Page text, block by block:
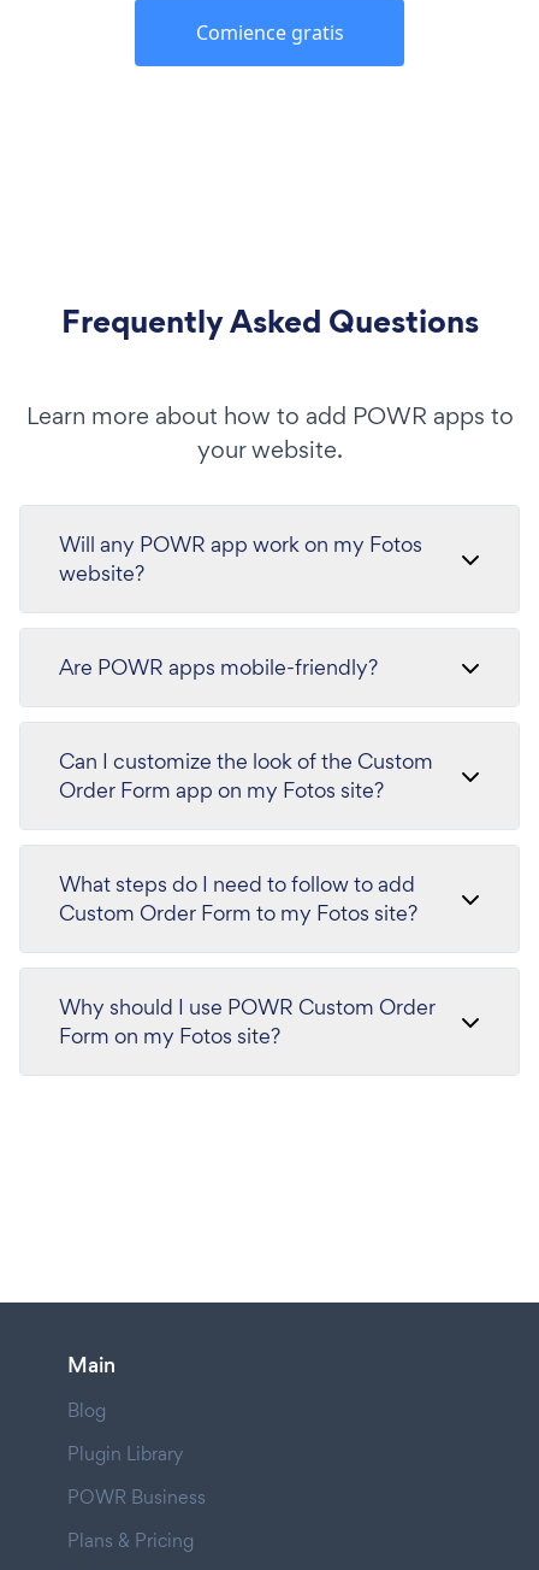
Comience gratis
Frequently Asked Questions
Learn more about how to add POWR apps to
your website.
Will any POWR app work on my Fotos
website?
Are POWR apps mobile-friendly?
Can I customize the look of the Custom
Order Form app on my Fotos site?
What steps do I need to follow to add
Custom Order Form to my Fotos site?
Why should I use POWR Custom Order
Form on my Fotos site?
Main
Blog
Plugin Library
POWR Business
Plans & Pricing